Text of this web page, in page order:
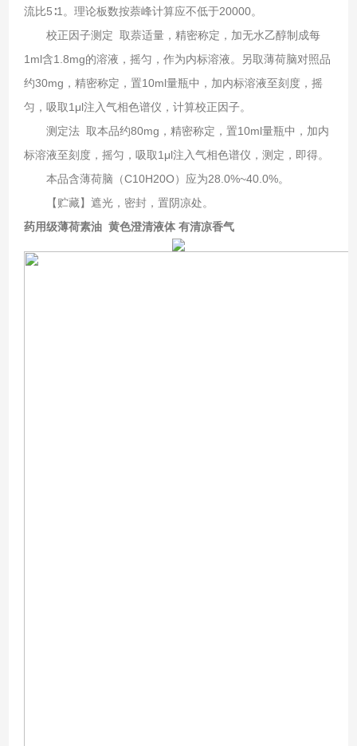
流比5∶1。理论板数按萘峰计算应不低于20000。
校正因子测定 取萘适量，精密称定，加无水乙醇制成每
1ml含1.8mg的溶液，摇匀，作为内标溶液。另取薄荷脑对照品
约30mg，精密称定，置10ml量瓶中，加内标溶液至刻度，摇
匀，吸取1μl注入气相色谱仪，计算校正因子。
测定法 取本品约80mg，精密称定，置10ml量瓶中，加内
标溶液至刻度，摇匀，吸取1μl注入气相色谱仪，测定，即得。
本品含薄荷脑（C10H20O）应为28.0%~40.0%。
【贮藏】遮光，密封，置阴凉处。
药用级薄荷素油 黄色澄清液体 有清凉香气